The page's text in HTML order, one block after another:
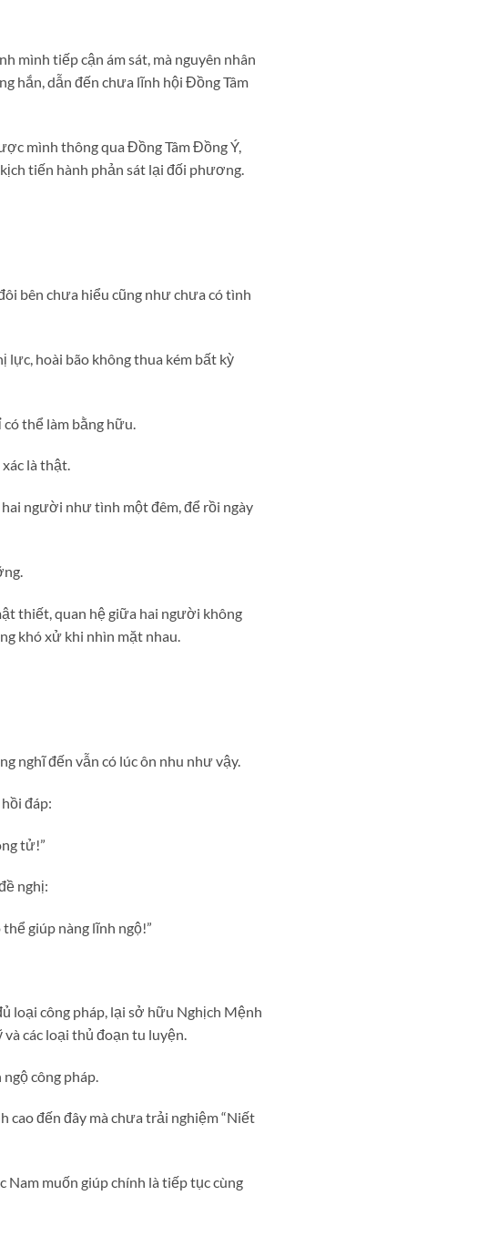
mình tiếp cận ám sát, mà nguyên nhân
hắn, dẫn đến chưa lĩnh hội Đồng Tâm
mình thông qua Đồng Tâm Đồng Ý,
tiến hành phản sát lại đối phương.
bên chưa hiểu cũng như chưa có tình
lực, hoài bão không thua kém bất kỳ
thể làm bằng hữu.
là thật.
người như tình một đêm, để rồi ngày
thiết, quan hệ giữa hai người không
khó xử khi nhìn mặt nhau.
nghĩ đến vẫn có lúc ôn nhu như vậy.
đáp:
tử!”
nghị:
giúp nàng lĩnh ngộ!”
loại công pháp, lại sở hữu Nghịch Mệnh
các loại thủ đoạn tu luyện.
công pháp.
cao đến đây mà chưa trải nghiệm “Niết
muốn giúp chính là tiếp tục cùng